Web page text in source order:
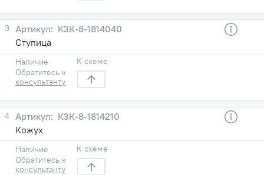
3
КЗК-8-1814040
Ступица
Наличие
Обратитесь к
консультанту
К схеме
4
КЗК-8-1814210
Кожух
Наличие
Обратитесь к
консультанту
К схеме